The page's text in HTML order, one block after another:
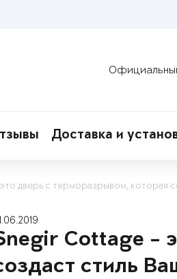
Доставка и
дверь с терморазрывом, которая
Cottage –
стиль